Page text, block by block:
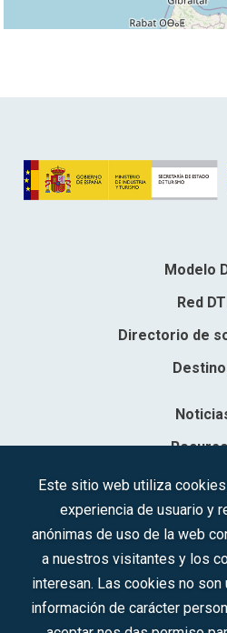
Modelo
Red DTI
Directorio de
Sociedad Mercantil Estatal para la
Inscrita en el R.M. de Madrid, T,
C.I.F.: A-81/
Este sitio web utiliza
experiencia de usuario y
anónimas de uso de la web
a nuestros visitantes y los
interesan. Las cookies no son
información de carácter